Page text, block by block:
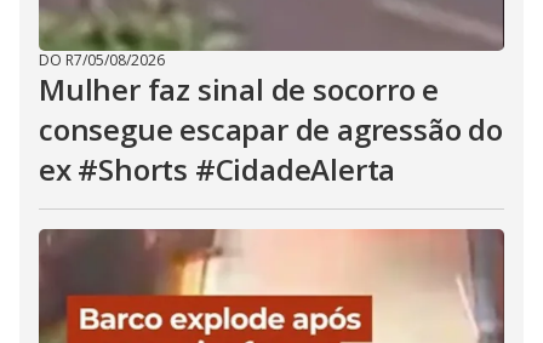
DO R7/05/08/2026
Mulher faz sinal de socorro e
consegue escapar de agressão do
ex #Shorts #CidadeAlerta